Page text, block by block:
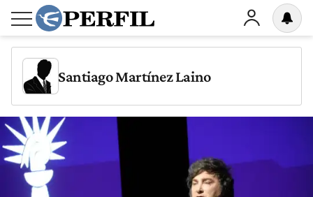
Santiago Martínez Laino